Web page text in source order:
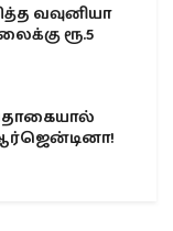
வவுனியா
ரூ.5